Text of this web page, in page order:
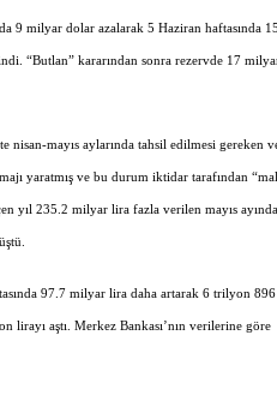
9 milyar dolar azalarak 5 Haziran haftasında
“Butlan” kararından sonra rezervde 17
mayıs aylarında tahsil edilmesi gereken
yaratmış ve bu durum iktidar tarafından
yıl 235.2 milyar lira fazla verilen mayıs
97.7 milyar lira daha artarak 6 trilyon 896
aştı. Merkez Bankası’nın verilerine göre